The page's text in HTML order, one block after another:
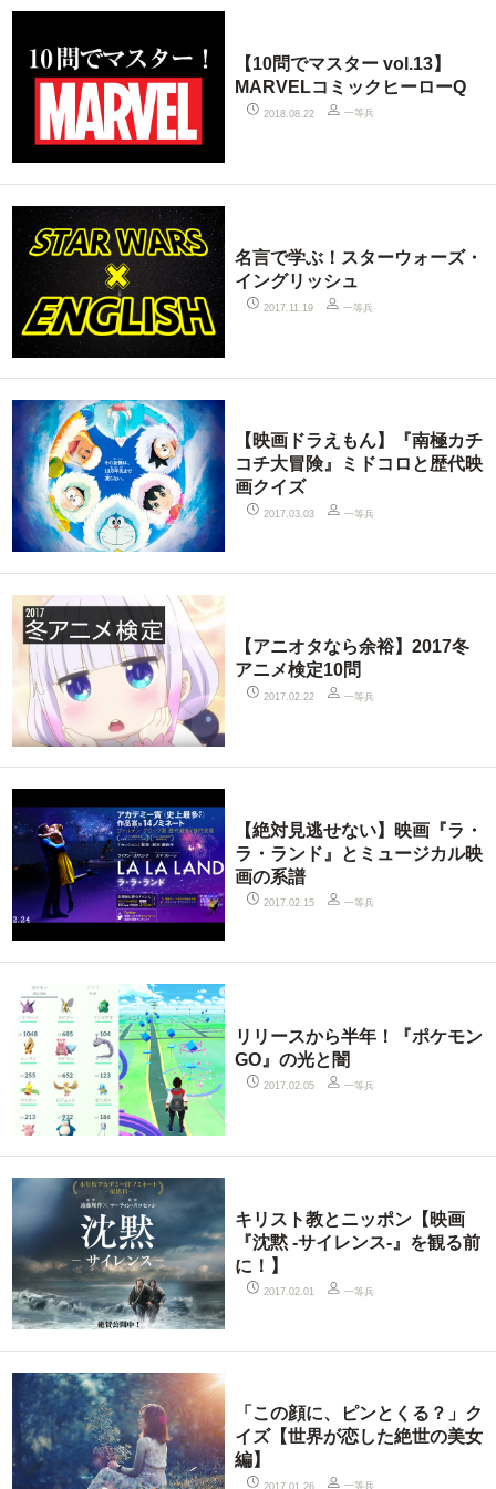
【10問でマスター vol.13】
MARVELコミックヒーローQ
2018.08.22 一等兵
名言で学ぶ！スターウォーズ・
イングリッシュ
2017.11.19 一等兵
【映画ドラえもん】『南極カチ
コチ大冒険』ミドコロと歴代映
画クイズ
2017.03.03 一等兵
【アニオタなら余裕】2017冬
アニメ検定10問
2017.02.22 一等兵
【絶対見逃せない】映画『ラ・
ラ・ランド』とミュージカル映
画の系譜
2017.02.15 一等兵
リリースから半年！『ポケモン
GO』の光と闇
2017.02.05 一等兵
キリスト教とニッポン【映画
『沈黙 -サイレンス-』を観る前
に！】
2017.02.01 一等兵
「この顔に、ピンとくる？」ク
イズ【世界が恋した絶世の美女
編】
2017.01.26 一等兵